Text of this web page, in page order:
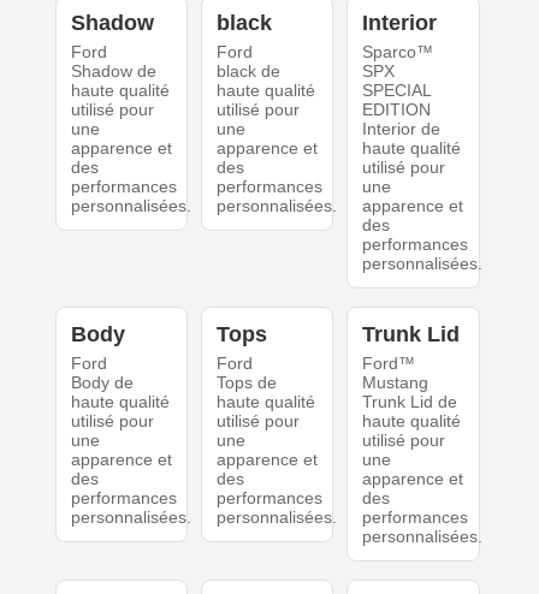
Shadow
Ford
Shadow de
haute qualité
utilisé pour
une
apparence et
des
performances
personnalisées.
black
Ford
black de
haute qualité
utilisé pour
une
apparence et
des
performances
personnalisées.
Interior
Sparco™
SPX
SPECIAL
EDITION
Interior de
haute qualité
utilisé pour
une
apparence et
des
performances
personnalisées.
Body
Ford
Body de
haute qualité
utilisé pour
une
apparence et
des
performances
personnalisées.
Tops
Ford
Tops de
haute qualité
utilisé pour
une
apparence et
des
performances
personnalisées.
Trunk Lid
Ford™
Mustang
Trunk Lid de
haute qualité
utilisé pour
une
apparence et
des
performances
personnalisées.